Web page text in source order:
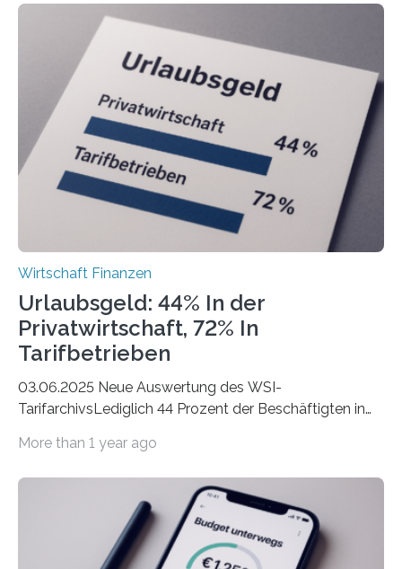
ist demnach Berlin. Betrachtet man nur die Gründungen
der Freiberuflerinnen, so liegt Leipzig an der Spitze. In
Berlin starteten in 2024 die meisten Personen in eine
eigene freiberufliche Existenz, dahinter folgten die
Städte Hamburg, München und Köln. Betrachtet man
hingegen die Existenzgründungsintensität – die Anzahl
der freiberuflichen Gründungen je…
Wirtschaft Finanzen
Urlaubsgeld: 44% In der
Privatwirtschaft, 72% In
Tarifbetrieben
03.06.2025 Neue Auswertung des WSI-
TarifarchivsLediglich 44 Prozent der Beschäftigten in
tarifgebundenen Betrieben ist der Anteil mit 72 Prozent
Unterkünfte fast überall deutlich teurer geworden. Für
viele Beschäftigte ist deshalb das zumeist im Juni oder
Juli ausgezahlte Urlaubsgeld ein wichtiger Faktor, um
sich den wohlverdienten Jahresurlaub leisten zu
More than 1 year ago